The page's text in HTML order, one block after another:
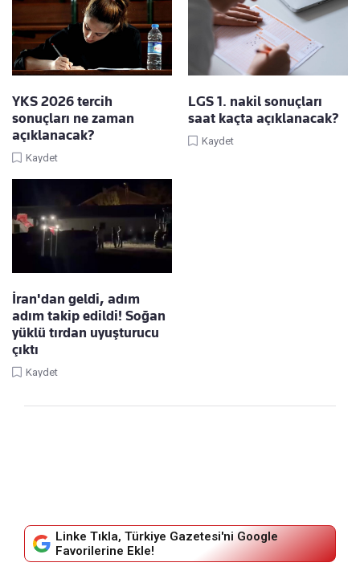
YKS 2026 tercih
sonuçları ne zaman
açıklanacak?
Kaydet
LGS 1. nakil sonuçları
saat kaçta açıklanacak?
Kaydet
İran'dan geldi, adım
adım takip edildi! Soğan
yüklü tırdan uyuşturucu
çıktı
Kaydet
Linke Tıkla, Türkiye Gazetesi'ni Google
Favorilerine Ekle!